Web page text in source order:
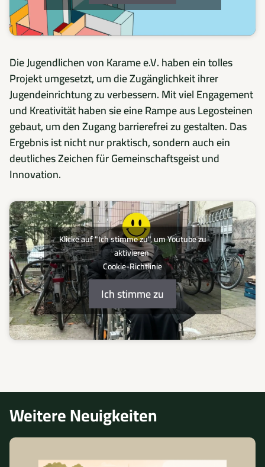
Die Jugendlichen von Karame e.V. haben ein tolles
Projekt umgesetzt, um die Zugänglichkeit ihrer
Jugendeinrichtung zu verbessern. Mit viel Engagement
und Kreativität haben sie eine Rampe aus Legosteinen
gebaut, um den Zugang barrierefrei zu gestalten. Das
Ergebnis ist nicht nur praktisch, sondern auch ein
deutliches Zeichen für Gemeinschaftsgeist und
Innovation.
Klicke auf "Ich stimme zu", um Youtube zu
aktivieren
Cookie-Richtlinie
Ich stimme zu
Weitere Neuigkeiten